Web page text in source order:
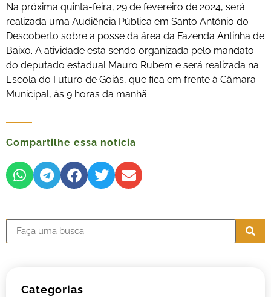
Na próxima quinta-feira, 29 de fevereiro de 2024, será
realizada uma Audiência Pública em Santo Antônio do
Descoberto sobre a posse da área da Fazenda Antinha de
Baixo. A atividade está sendo organizada pelo mandato
do deputado estadual Mauro Rubem e será realizada na
Escola do Futuro de Goiás, que fica em frente à Câmara
Municipal, às 9 horas da manhã.
Compartilhe essa notícia
Categorias